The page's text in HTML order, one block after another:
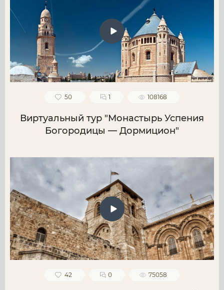
50 1 108168
Виртуальный тур "Монастырь Успения
Богородицы — Дормицион"
42 0 75058